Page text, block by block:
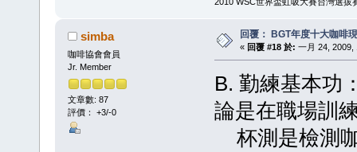
simba
咖啡協會會員
Jr. Member
文章數: 87
評價： +3/-0
回覆： BGT年度十大咖啡
« 回覆 #18 於: 一月 24, 2009,
B. 勤練基本功
論是在職場訓
杯測是檢測